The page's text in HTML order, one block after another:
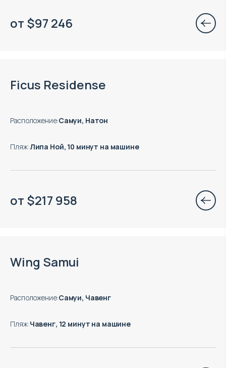
от $97 246
Ficus Residense
Расположение:Самуи, Натон
Пляж:Липа Ной, 10 минут на машине
от $217 958
Wing Samui
Расположение:Самуи, Чавенг
Пляж:Чавенг, 12 минут на машине